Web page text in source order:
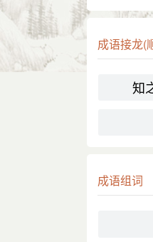
成语接龙(
知
成语组词